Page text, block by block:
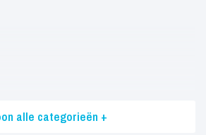
alle categorieën +